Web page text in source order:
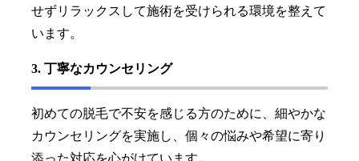
せずリラックスして施術を受けられる環境を整えて
います。
3. 丁寧なカウンセリング
初めての脱毛で不安を感じる方のために、細やかな
カウンセリングを実施し、個々の悩みや希望に寄り